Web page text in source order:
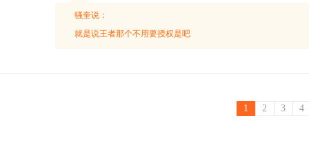
骚奎说：
就是说王者那个不用要授权是吧
1 2 3 4